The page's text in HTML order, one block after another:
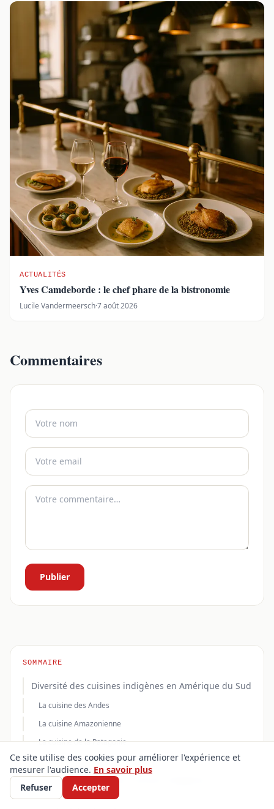
ACTUALITÉS
Yves Camdeborde : le chef phare de la bistronomie
Lucile Vandermeersch·7 août 2026
Commentaires
Publier
SOMMAIRE
Diversité des cuisines indigènes en Amérique du Sud
La cuisine des Andes
La cuisine Amazonienne
La cuisine de la Patagonie
La cuisine des Guaranis
Histoire et origines des cuisines indigènes en
Amérique du Sud
Ce site utilise des cookies pour améliorer l'expérience et
mesurer l'audience. En savoir plus
Refuser
Accepter